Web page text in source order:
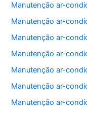
Manutenção ar-
Manutenção ar-
Manutenção ar-
Manutenção ar-
Manutenção ar-
Manutenção ar-
Manutenção ar-